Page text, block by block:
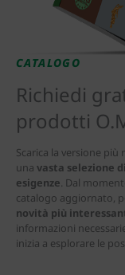
CATALOGO
Richiedi
prodotti
Scarica la versione
una vasta selezione
esigenze. Dal
catalogo aggiornato,
novità più
informazioni
inizia a esplorare le